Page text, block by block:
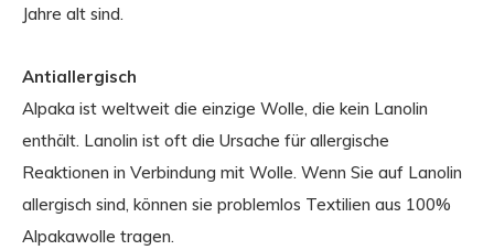
Jahre alt sind.
Antiallergisch
Alpaka ist weltweit die einzige Wolle, die kein Lanolin
enthält. Lanolin ist oft die Ursache für allergische
Reaktionen in Verbindung mit Wolle. Wenn Sie auf Lanolin
allergisch sind, können sie problemlos Textilien aus 100%
Alpakawolle tragen.